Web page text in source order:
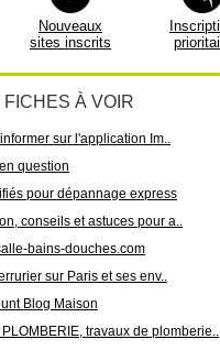
Nouveaux
sites inscrits
À VOIR
sur l'application Im..
question
pour dépannage express
conseils et astuces pour a..
bains-douches.com
sur Paris et ses env..
Blog Maison
travaux de plomberie..